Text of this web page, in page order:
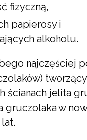
fizyczną,
papierosy i
alkoholu.
najczęściej
ścianach jelita
gruczolaka w
lat.